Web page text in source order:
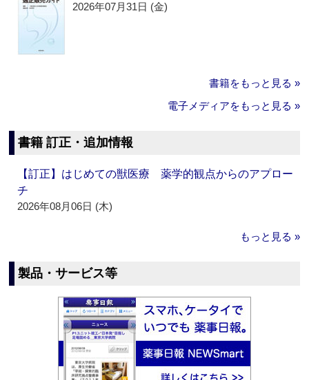
2026年07月31日 (金)
書籍をもっと見る »
電子メディアをもっと見る »
書籍 訂正・追加情報
【訂正】はじめての獣医療 薬学的観点からのアプロー
チ
2026年08月06日 (木)
もっと見る »
製品・サービス等